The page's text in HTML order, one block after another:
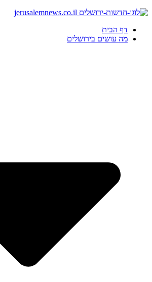
דף הבית
מה עושים בירושלים